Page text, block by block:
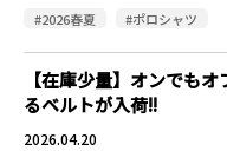
#2026春夏 #ポロシャツ
【在庫少量】オンでも
るベルトが入荷!!
2026.04.20